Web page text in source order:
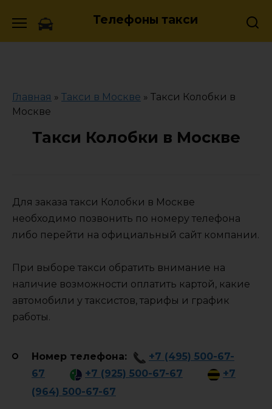
Телефоны такси
Главная » Такси в Москве » Такси Колобки в
Москве
Такси Колобки в Москве
Для заказа такси Колобки в Москве
необходимо позвонить по номеру телефона
либо перейти на официальный сайт компании.
При выборе такси обратить внимание на
наличие возможности оплатить картой, какие
автомобили у таксистов, тарифы и график
работы.
Номер телефона:
+7 (495) 500-67-
67
+7 (925) 500-67-67
+7
(964) 500-67-67